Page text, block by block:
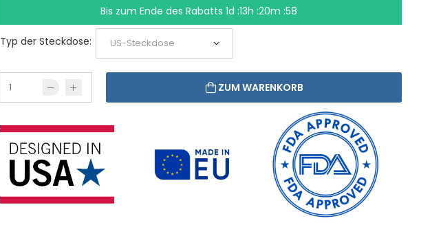
Bis zum Ende des Rabatts 1d :13h :20m :57
Typ der Steckdose:
ZUM WARENKORB